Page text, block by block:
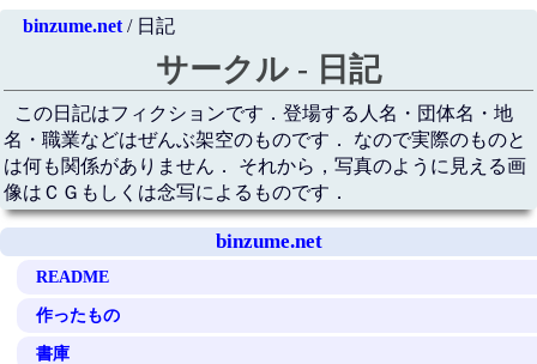
binzume.net/ 日記
サークル - 日記
この日記はフィクションです．登場する人名・団体名・地
名・職業などはぜんぶ架空のものです． なので実際のものと
は何も関係がありません． それから，写真のように見える画
像はＣＧもしくは念写によるものです．
binzume.net
README
作ったもの
書庫